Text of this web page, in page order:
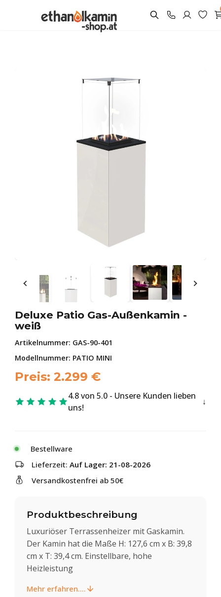
Deluxe Patio Gas-Außenkamin -
weiß
Artikelnummer: GAS-90-401
Modellnummer: PATIO MINI
Preis: 2.299 €
4.8 von 5.0 - Unsere Kunden lieben
uns!
Bestellware
Lieferzeit: Auf Lager: 21-08-2026
Versandkostenfrei ab 50€
Produktbeschreibung
Luxuriöser Terrassenheizer mit Gaskamin.
Der Kamin hat die Maße H: 127,6 cm x B: 39,8
cm x T: 39,4 cm. Einstellbare, hohe
Heizleistung
Mehr erfahren....